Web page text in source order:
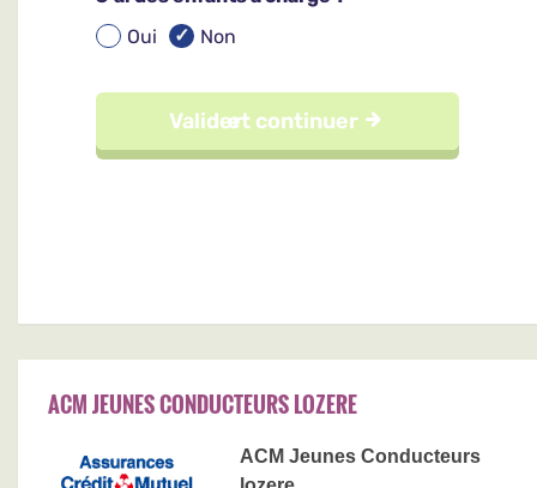
ACM JEUNES CONDUCTEURS LOZERE
ACM Jeunes Conducteurs